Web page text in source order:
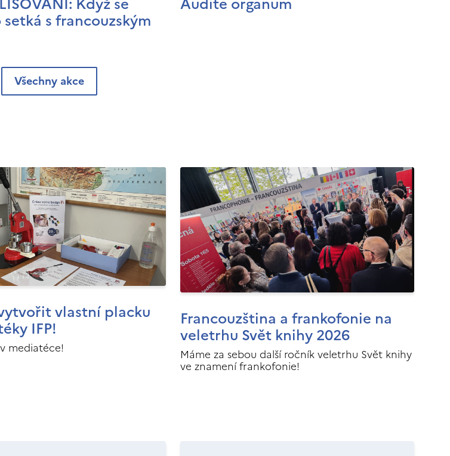
setká s francouzským
Všechny akce
vlastní placku
IFP!
mediatéce!
Francouzština a frankofonie na
veletrhu Svět knihy 2026
Máme za sebou další ročník veletrhu Svět knihy
ve znamení frankofonie!